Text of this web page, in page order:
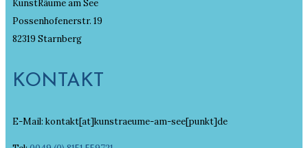
KunstRäume am See
Possenhofenerstr. 19
82319 Starnberg
KONTAKT
E-Mail: kontakt[at]kunstraeume-am-see[punkt]de